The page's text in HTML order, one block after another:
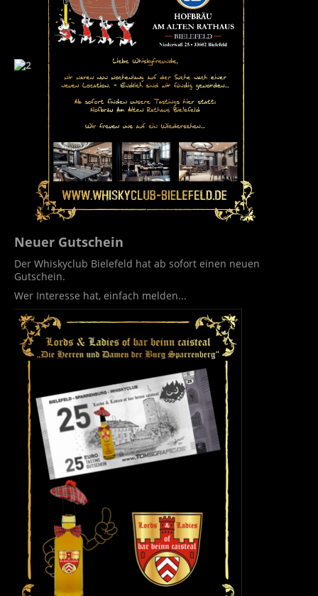
Neuer Gutschein
Der Whiskyclub Bielefeld hat ab sofort einen neuen
Gutschein.
Wer Interesse hat, einfach melden...